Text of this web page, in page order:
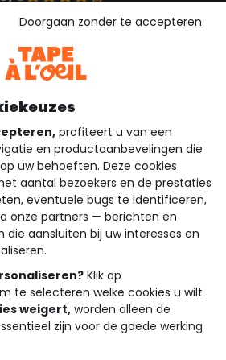
de vertrouwensverklaring
onze applicatie
onze applicatie
profiteert u van een
en productaanbevelingen die
uw behoeften. Deze cookies
aantal bezoekers en de prestaties
eventuele bugs te identificeren,
onze partners — berichten en
aansluiten bij uw interesses en
Klik op
te selecteren welke cookies u wilt
weigert, worden alleen de
zijn voor de goede werking
Doorgaan zonder te accepteren